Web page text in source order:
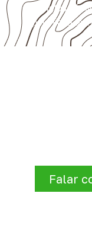
Projetos
pela ficha
Falar